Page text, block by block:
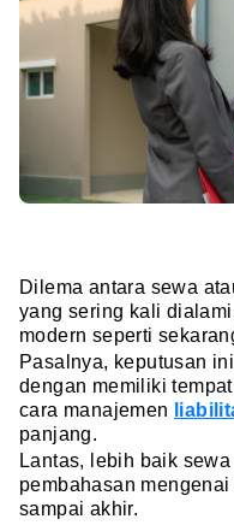
Dilema antara sewa
yang sering kali
modern seperti
Pasalnya, keputusan
dengan memiliki
cara manajemen
panjang.
Lantas, lebih baik
pembahasan
sampai akhir.